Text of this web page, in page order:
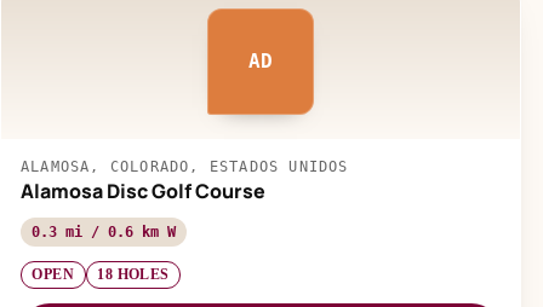
AD
ALAMOSA, COLORADO, ESTADOS UNIDOS
Alamosa Disc Golf Course
0.3 mi / 0.6 km W
OPEN 18 HOLES